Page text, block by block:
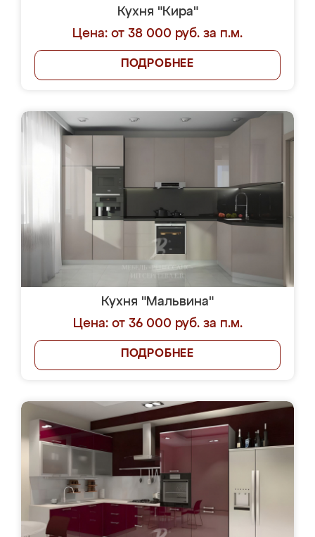
Кухня "Кира"
Цена: от 38 000 руб. за п.м.
ПОДРОБНЕЕ
Кухня "Мальвина"
Цена: от 36 000 руб. за п.м.
ПОДРОБНЕЕ